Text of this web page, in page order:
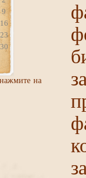
9
16
23
30
на